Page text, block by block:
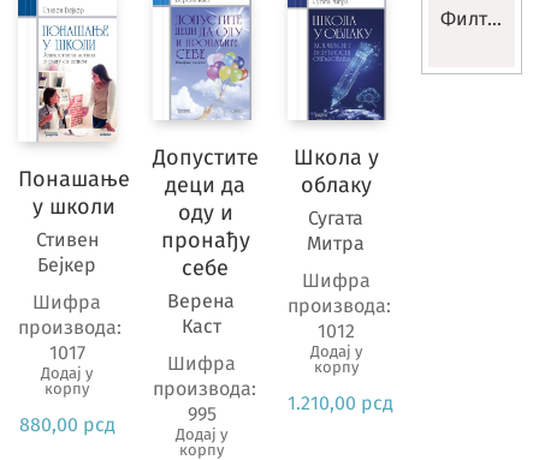
Понашање
у школи
Стивен
Бејкер
Шифра
производа:
1017
Додај у
корпу
880,00 рсд
Допустите
деци да
оду и
пронађу
себе
Верена
Каст
Шифра
производа:
995
Додај у
корпу
Школа у
облаку
Сугата
Митра
Шифра
производа:
1012
Додај у
корпу
1.210,00 рсд
Филтери